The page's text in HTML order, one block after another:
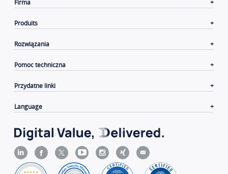
Firma
Produits
Rozwiązania
Pomoc techniczna
Przydatne linki
Language